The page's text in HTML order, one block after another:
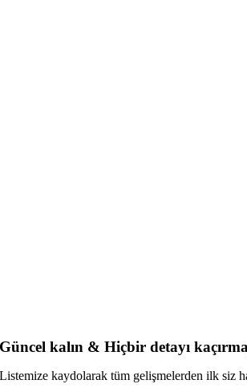
Güncel kalın & Hiçbir detayı
Listemize kaydolarak tüm gelişmelerden ilk siz